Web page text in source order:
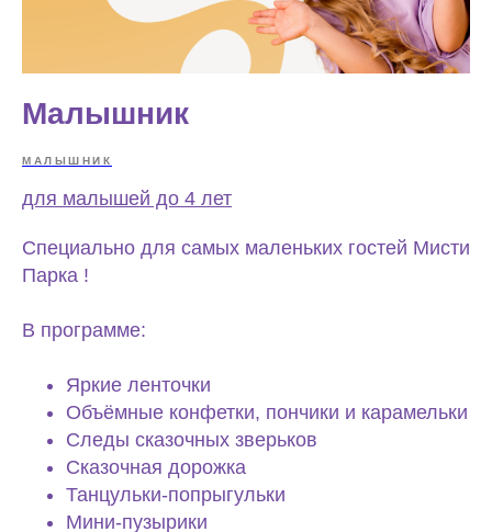
Малышник
МАЛЫШНИК
для малышей до 4 лет
Специально для самых маленьких гостей Мисти
Парка !
В программе:
Яркие ленточки
Объёмные конфетки, пончики и карамельки
Следы сказочных зверьков
Сказочная дорожка
Танцульки-попрыгульки
Мини-пузырики